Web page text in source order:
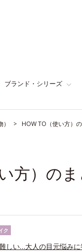
ブランド・シリーズ
HOW TO（使い方）
方）の
ク
しい…大人の目元悩み